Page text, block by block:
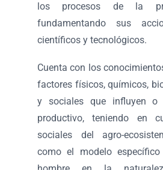
los procesos de la
fundamentando sus
científicos y tecnológicos.
Cuenta con los
factores físicos, químicos,
y sociales que influyen o
productivo, teniendo en
sociales del agro-
como el modelo